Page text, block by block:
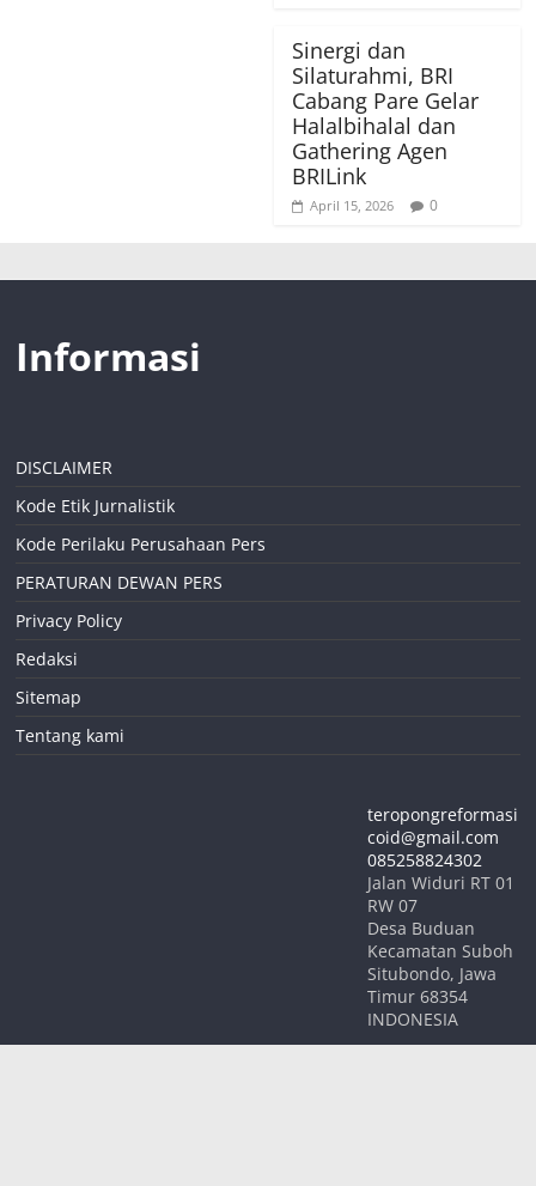
Sinergi dan
Silaturahmi, BRI
Cabang Pare Gelar
Halalbihalal dan
Gathering Agen
BRILink
April 15, 2026 0
Informasi
DISCLAIMER
Kode Etik Jurnalistik
Kode Perilaku Perusahaan Pers
PERATURAN DEWAN PERS
Privacy Policy
Redaksi
Sitemap
Tentang kami
teropongreformasi
coid@gmail.com
085258824302
Jalan Widuri RT 01
RW 07
Desa Buduan
Kecamatan Suboh
Situbondo, Jawa
Timur 68354
INDONESIA